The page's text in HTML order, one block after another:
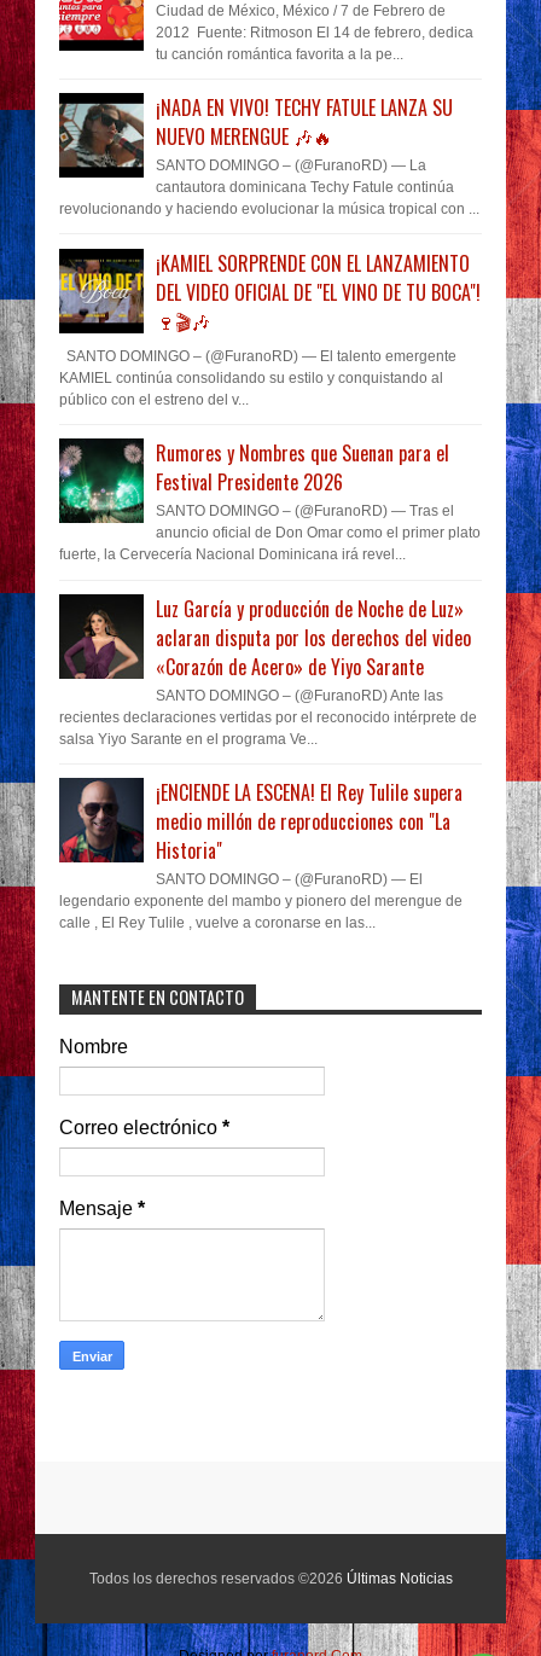
Ciudad de México, México / 7 de Febrero de
2012 Fuente: Ritmoson El 14 de febrero, dedica
tu canción romántica favorita a la pe...
¡NADA EN VIVO! TECHY FATULE LANZA SU
NUEVO MERENGUE 🎶🔥
SANTO DOMINGO – (@FuranoRD) — La
cantautora dominicana Techy Fatule continúa
revolucionando y haciendo evolucionar la música tropical con ...
¡KAMIEL SORPRENDE CON EL LANZAMIENTO
DEL VIDEO OFICIAL DE "EL VINO DE TU BOCA"!
🍷🎬🎶
SANTO DOMINGO – (@FuranoRD) — El talento emergente
KAMIEL continúa consolidando su estilo y conquistando al
público con el estreno del v...
Rumores y Nombres que Suenan para el
Festival Presidente 2026
SANTO DOMINGO – (@FuranoRD) — Tras el
anuncio oficial de Don Omar como el primer plato
fuerte, la Cervecería Nacional Dominicana irá revel...
Luz García y producción de Noche de Luz»
aclaran disputa por los derechos del video
«Corazón de Acero» de Yiyo Sarante
SANTO DOMINGO – (@FuranoRD) Ante las
recientes declaraciones vertidas por el reconocido intérprete de
salsa Yiyo Sarante en el programa Ve...
¡ENCIENDE LA ESCENA! El Rey Tulile supera
medio millón de reproducciones con "La
Historia"
SANTO DOMINGO – (@FuranoRD) — El
legendario exponente del mambo y pionero del merengue de
calle , El Rey Tulile , vuelve a coronarse en las...
MANTENTE EN CONTACTO
Nombre
Correo electrónico *
Mensaje *
Todos los derechos reservados ©2026 Últimas Noticias